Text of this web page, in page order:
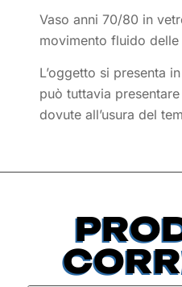
Vaso anni 70/80 in
movimento fluido
L’oggetto si presenta
può tuttavia
dovute all’usura del